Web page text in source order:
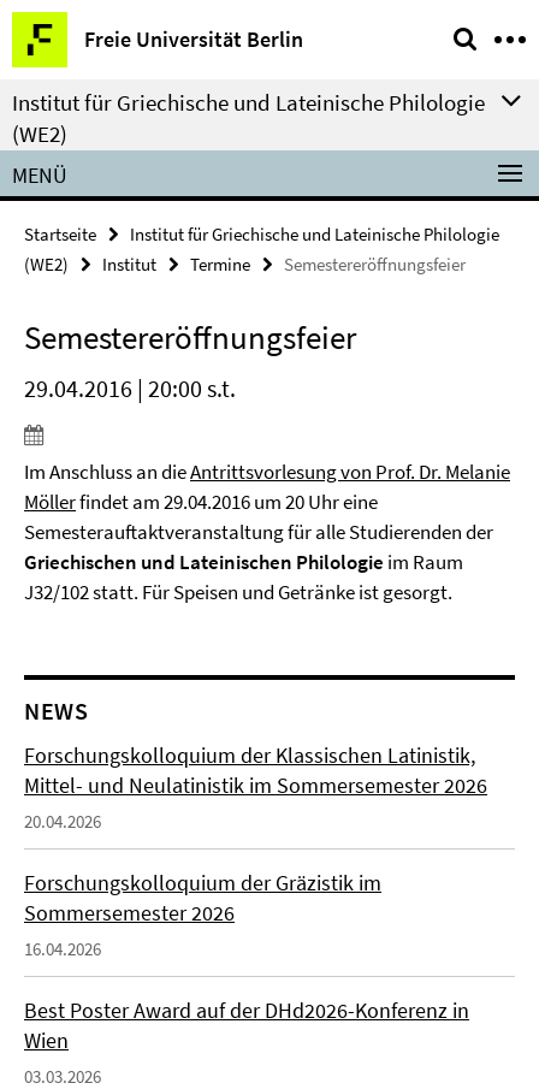
Springe
direkt
zu
Inhalt
Freie Universität Berlin
Service-
Navigation
Institut für Griechische und Lateinische Philologie
(WE2)
MENÜ
Startseite
Institut für Griechische und Lateinische Philologie
(WE2)
Institut Termine Semestereröffnungsfeier
Semestereröffnungsfeier
29.04.2016 | 20:00 s.t.
Im Anschluss an dieAntrittsvorlesung von Prof. Dr. Melanie
Möllerfindet am 29.04.2016 um 20 Uhr eine
Semesterauftaktveranstaltung für alle Studierenden der
Griechischen und Lateinischen Philologie im Raum
J32/102 statt. Für Speisen und Getränke ist gesorgt.
NEWS
Forschungskolloquium der Klassischen Latinistik,
Mittel- und Neulatinistik im Sommersemester 2026
20.04.2026
Forschungskolloquium der Gräzistik im
Sommersemester 2026
16.04.2026
Best Poster Award auf der DHd2026-Konferenz in
Wien
03.03.2026